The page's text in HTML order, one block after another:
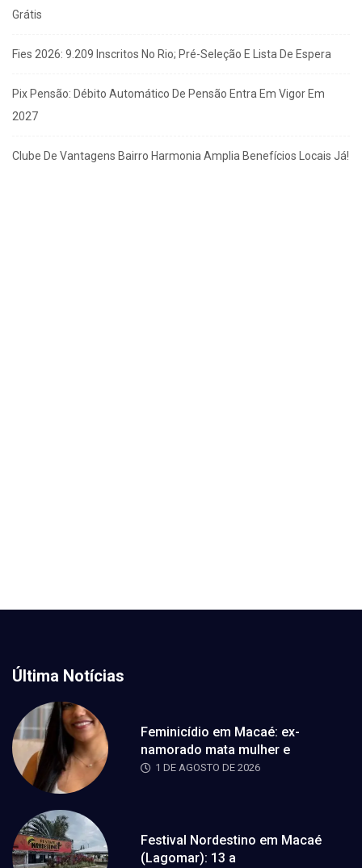
Grátis
Fies 2026: 9.209 Inscritos No Rio; Pré-Seleção E Lista De Espera
Pix Pensão: Débito Automático De Pensão Entra Em Vigor Em
2027
Clube De Vantagens Bairro Harmonia Amplia Benefícios Locais Já!
Última Notícias
Feminicídio em Macaé: ex-
namorado mata mulher e
1 DE AGOSTO DE 2026
Festival Nordestino em Macaé
(Lagomar): 13 a